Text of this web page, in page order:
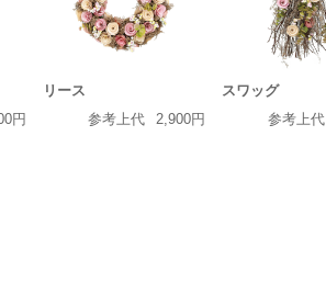
円
リース
参考上代
2,900円
スワッグ
参考上代